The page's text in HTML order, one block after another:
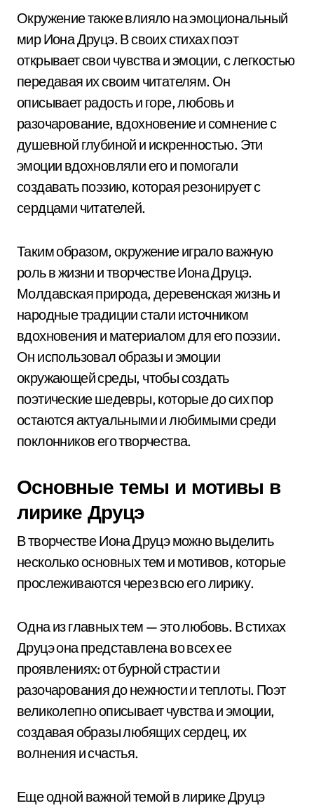
Окружение также влияло на эмоциональный
мир Иона Друцэ. В своих стихах поэт
открывает свои чувства и эмоции, с легкостью
передавая их своим читателям. Он
описывает радость и горе, любовь и
разочарование, вдохновение и сомнение с
душевной глубиной и искренностью. Эти
эмоции вдохновляли его и помогали
создавать поэзию, которая резонирует с
сердцами читателей.
Таким образом, окружение играло важную
роль в жизни и творчестве Иона Друцэ.
Молдавская природа, деревенская жизнь и
народные традиции стали источником
вдохновения и материалом для его поэзии.
Он использовал образы и эмоции
окружающей среды, чтобы создать
поэтические шедевры, которые до сих пор
остаются актуальными и любимыми среди
поклонников его творчества.
Основные темы и мотивы в
лирике Друцэ
В творчестве Иона Друцэ можно выделить
несколько основных тем и мотивов, которые
прослеживаются через всю его лирику.
Одна из главных тем — это любовь. В стихах
Друцэ она представлена во всех ее
проявлениях: от бурной страсти и
разочарования до нежности и теплоты. Поэт
великолепно описывает чувства и эмоции,
создавая образы любящих сердец, их
волнения и счастья.
Еще одной важной темой в лирике Друцэ